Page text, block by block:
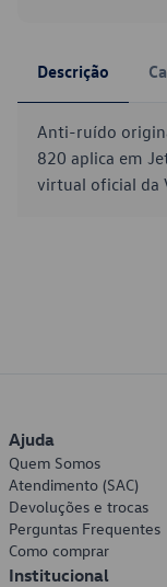
Descrição
Anti-ruído
820 aplica em
virtual oficial da
Ajuda
Quem Somos
Atendimento (SAC)
Devoluções e trocas
Perguntas Frequentes
Como comprar
Institucional